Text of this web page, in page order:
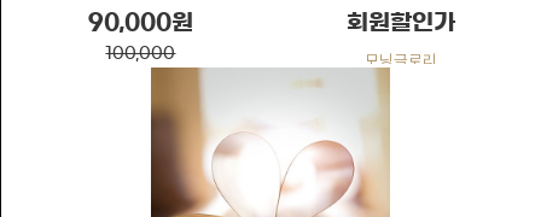
90,000원
100,000
회원할인가
모닝글로리